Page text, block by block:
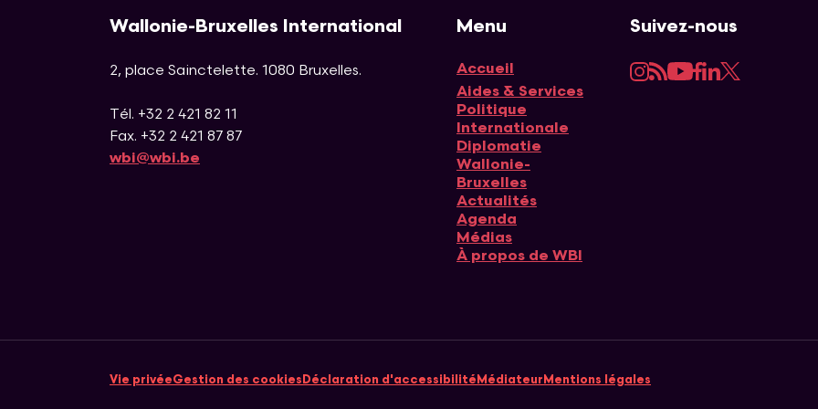
Wallonie-Bruxelles International
2, place Sainctelette. 1080 Bruxelles.
Tél. +32 2 421 82 11
Fax. +32 2 421 87 87
wbi@wbi.be
Menu
Accueil
Navigation principale
Aides & Services
Politique
Internationale
Diplomatie
Wallonie-
Bruxelles
Actualités
Agenda
Médias
À propos de WBI
Suivez-nous
Instagram
RSSYouTube
Facebook
LinkedIn
Twitter
Vie privéeGestion des cookiesDéclaration d'accessibilitéMédiateurMentions légales